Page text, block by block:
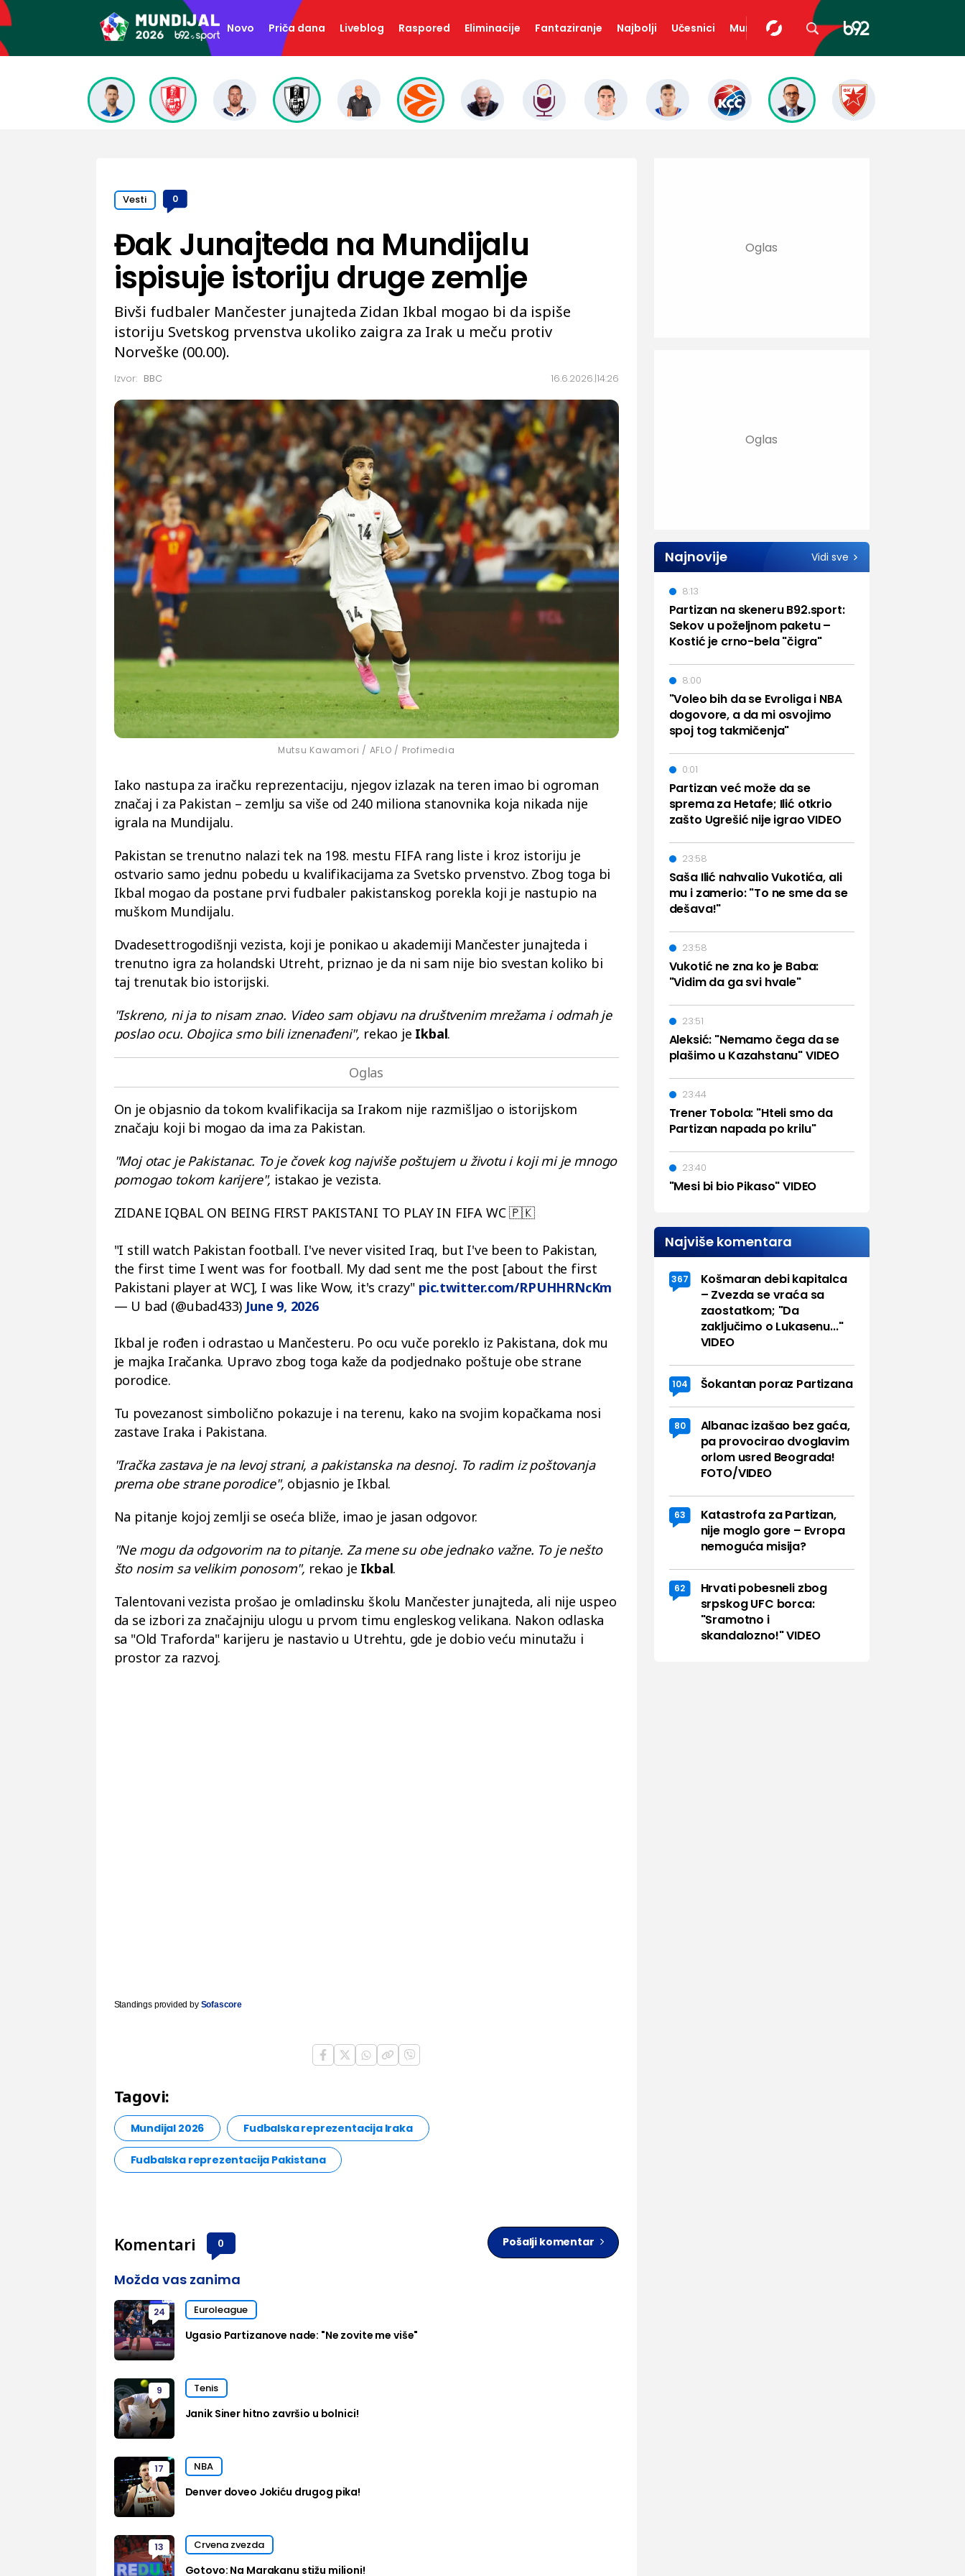
Novo Priča dana Liveblog Raspored Eliminacije Fantaziranje Najbolji Učesnici Mundopedija
Vesti 0
16.6.2026. 14:26
Đak Junajteda na Mundijalu
ispisuje istoriju druge zemlje
Bivši fudbaler Mančester junajteda Zidan Ikbal mogao bi da ispiše
istoriju Svetskog prvenstva ukoliko zaigra za Irak u meču protiv
Norveške (00.00).
Izvor: BBC
Mutsu Kawamori / AFLO / Profimedia
Iako nastupa za iračku reprezentaciju, njegov izlazak na teren imao bi ogroman
značaj i za Pakistan – zemlju sa više od 240 miliona stanovnika koja nikada nije
igrala na Mundijalu.
Pakistan se trenutno nalazi tek na 198. mestu FIFA rang liste i kroz istoriju je
ostvario samo jednu pobedu u kvalifikacijama za Svetsko prvenstvo. Zbog toga bi
Ikbal mogao da postane prvi fudbaler pakistanskog porekla koji je nastupio na
muškom Mundijalu.
Dvadesettrogodišnji vezista, koji je ponikao u akademiji Mančester junajteda i
trenutno igra za holandski Utreht, priznao je da ni sam nije bio svestan koliko bi
taj trenutak bio istorijski.
"Iskreno, ni ja to nisam znao. Video sam objavu na društvenim mrežama i odmah je
poslao ocu. Obojica smo bili iznenađeni", rekao je Ikbal.
On je objasnio da tokom kvalifikacija sa Irakom nije razmišljao o istorijskom
značaju koji bi mogao da ima za Pakistan.
"Moj otac je Pakistanac. To je čovek kog najviše poštujem u životu i koji mi je mnogo
pomogao tokom karijere", istakao je vezista.
ZIDANE IQBAL ON BEING FIRST PAKISTANI TO PLAY IN FIFA WC 🇵🇰
"I still watch Pakistan football. I've never visited Iraq, but I've been to Pakistan,
the first time I went was for football. My dad sent me the post [about the first
Pakistani player at WC], I was like Wow, it's crazy" pic.twitter.com/RPUHHRNcKm
— U bad (@ubad433) June 9, 2026
Ikbal je rođen i odrastao u Mančesteru. Po ocu vuče poreklo iz Pakistana, dok mu
je majka Iračanka. Upravo zbog toga kaže da podjednako poštuje obe strane
porodice.
Tu povezanost simbolično pokazuje i na terenu, kako na svojim kopačkama nosi
zastave Iraka i Pakistana.
"Iračka zastava je na levoj strani, a pakistanska na desnoj. To radim iz poštovanja
prema obe strane porodice", objasnio je Ikbal.
Na pitanje kojoj zemlji se oseća bliže, imao je jasan odgovor.
"Ne mogu da odgovorim na to pitanje. Za mene su obe jednako važne. To je nešto
što nosim sa velikim ponosom", rekao je Ikbal.
Talentovani vezista prošao je omladinsku školu Mančester junajteda, ali nije uspeo
da se izbori za značajniju ulogu u prvom timu engleskog velikana. Nakon odlaska
sa "Old Traforda" karijeru je nastavio u Utrehtu, gde je dobio veću minutažu i
prostor za razvoj.
Standings provided by Sofascore
Tagovi:
Mundijal 2026 Fudbalska reprezentacija Iraka
Fudbalska reprezentacija Pakistana
Komentari 0 Pošalji komentar
Možda vas zanima
24 Euroleague
Ugasio Partizanove nade: "Ne zovite me više"
9 Tenis
Janik Siner hitno završio u bolnici!
17 NBA
Denver doveo Jokiću drugog pika!
13 Crvena zvezda
Gotovo: Na Marakanu stižu milioni!
Najnovije Vidi sve
Partizan na skeneru B92.sport:
Sekov u poželjnom paketu –
Kostić je crno-bela "čigra"
8:13
"Voleo bih da se Evroliga i NBA
dogovore, a da mi osvojimo
spoj tog takmičenja"
8:00
Partizan već može da se
sprema za Hetafe; Ilić otkrio
zašto Ugrešić nije igrao VIDEO
0:01
Saša Ilić nahvalio Vukotića, ali
mu i zamerio: "To ne sme da se
dešava!"
23:58
Vukotić ne zna ko je Baba:
"Vidim da ga svi hvale"
23:58
Aleksić: "Nemamo čega da se
plašimo u Kazahstanu" VIDEO
23:51
Trener Tobola: "Hteli smo da
Partizan napada po krilu"
23:44
"Mesi bi bio Pikaso" VIDEO
23:40
Najviše komentara
367
Košmaran debi kapitalca
– Zvezda se vraća sa
zaostatkom; "Da
zaključimo o Lukasenu..."
VIDEO
104 Šokantan poraz Partizana
80
Albanac izašao bez gaća,
pa provocirao dvoglavim
orlom usred Beograda!
FOTO/VIDEO
63
Katastrofa za Partizan,
nije moglo gore – Evropa
nemoguća misija?
62
Hrvati pobesneli zbog
srpskog UFC borca:
"Sramotno i
skandalozno!" VIDEO